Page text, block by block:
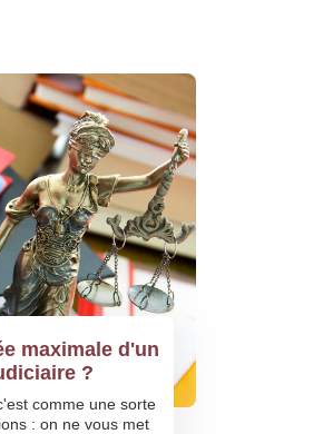
maximale d'un
?
comme une sorte
: on ne vous met